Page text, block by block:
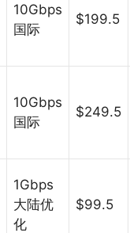
10Gbps
国际
$199.5
10Gbps
国际
$249.5
1Gbps
大陆优
化
$99.5